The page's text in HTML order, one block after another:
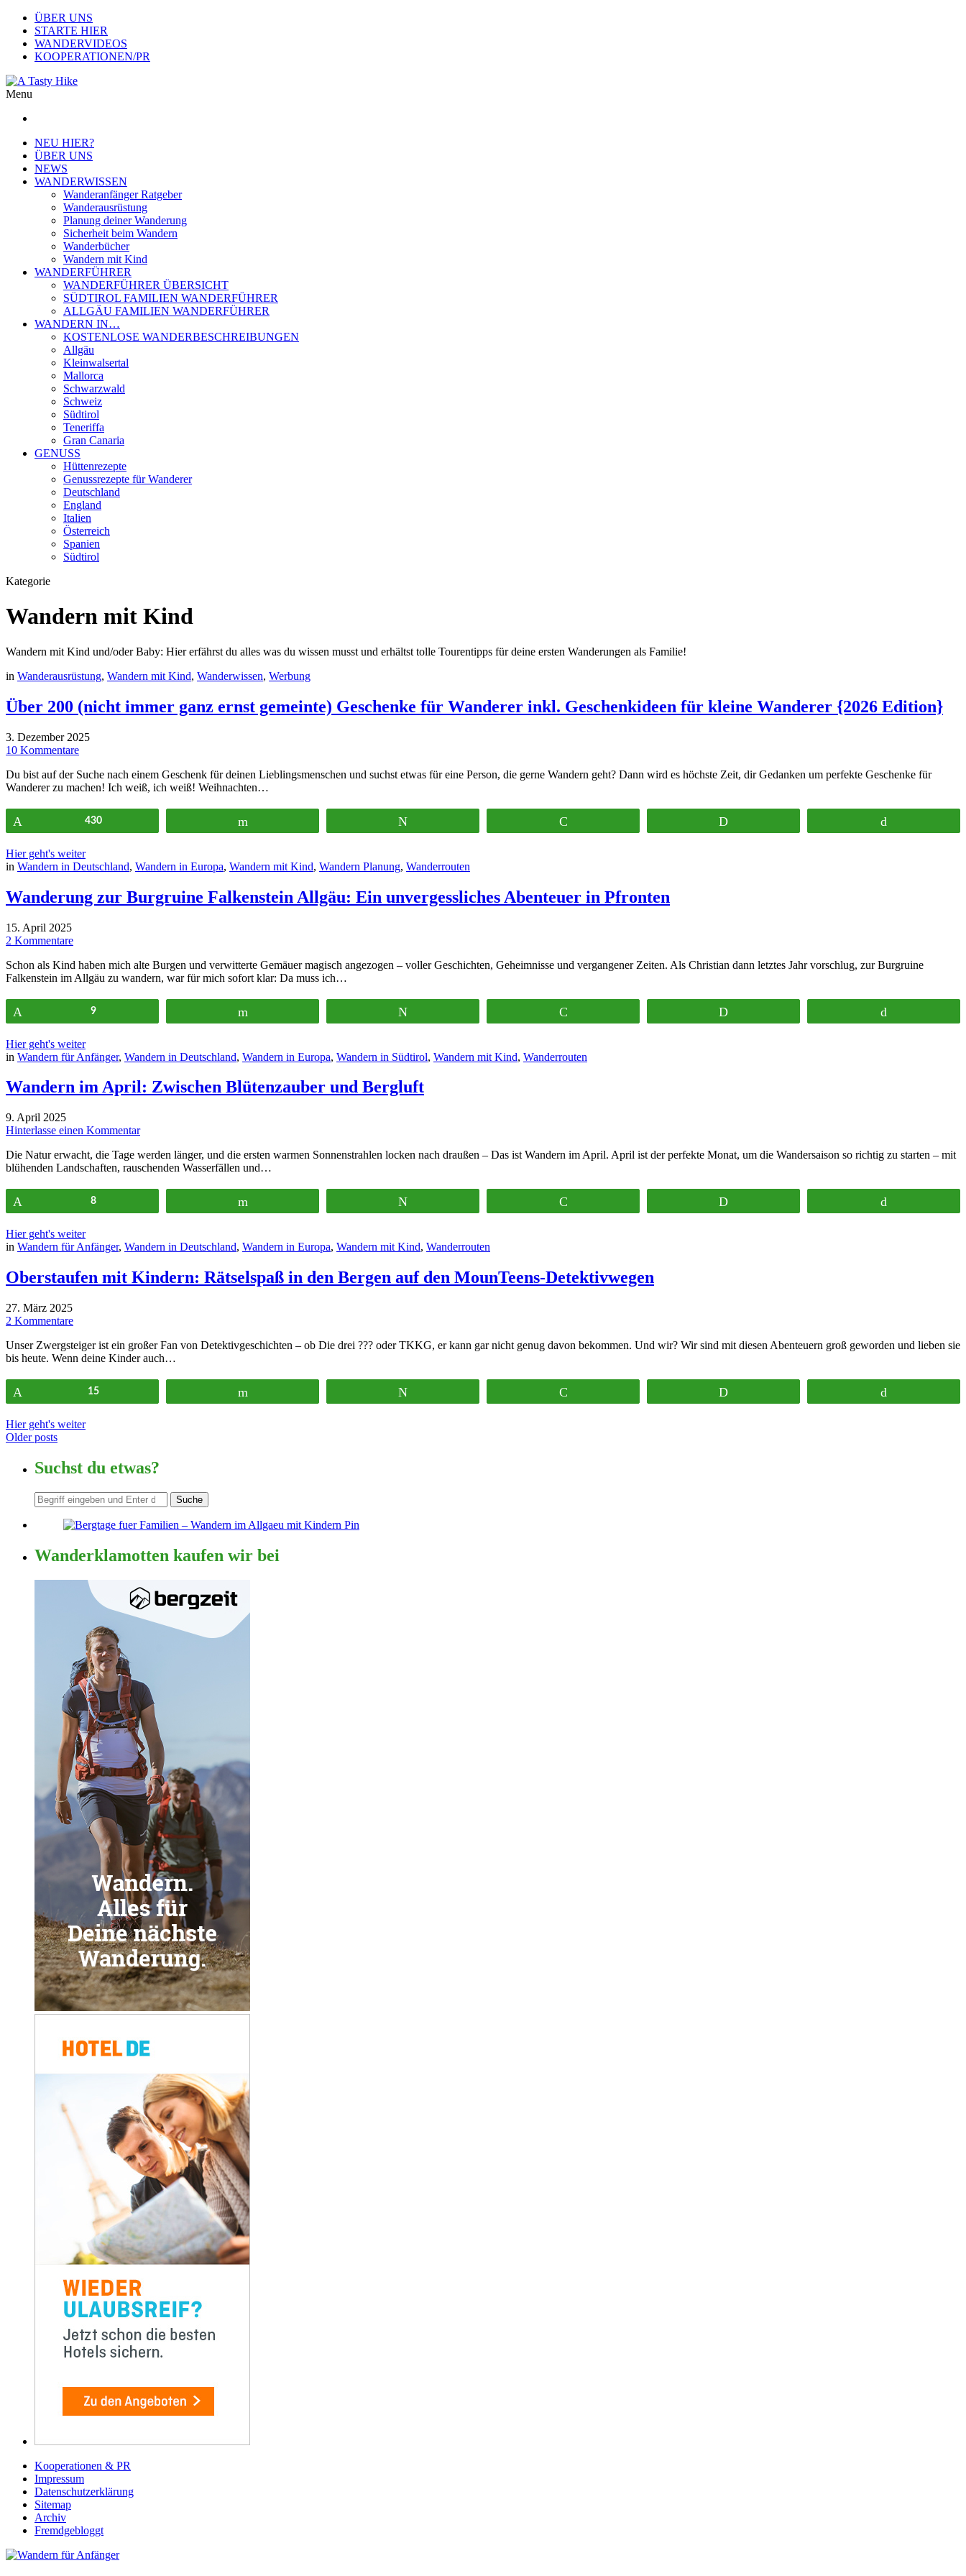
ÜBER UNS
STARTE HIER
WANDERVIDEOS
KOOPERATIONEN/PR
Menu
NEU HIER?
ÜBER UNS
NEWS
WANDERWISSEN
Wanderanfänger Ratgeber
Wanderausrüstung
Planung deiner Wanderung
Sicherheit beim Wandern
Wanderbücher
Wandern mit Kind
WANDERFÜHRER
WANDERFÜHRER ÜBERSICHT
SÜDTIROL FAMILIEN WANDERFÜHRER
ALLGÄU FAMILIEN WANDERFÜHRER
WANDERN IN…
KOSTENLOSE WANDERBESCHREIBUNGEN
Allgäu
Kleinwalsertal
Mallorca
Schwarzwald
Schweiz
Südtirol
Teneriffa
Gran Canaria
GENUSS
Hüttenrezepte
Genussrezepte für Wanderer
Deutschland
England
Italien
Österreich
Spanien
Südtirol
Kategorie
Wandern mit Kind
Wandern mit Kind und/oder Baby: Hier erfährst du alles was du wissen musst und erhältst tolle Tourentipps für deine ersten Wanderungen als Familie!
in Wanderausrüstung, Wandern mit Kind, Wanderwissen, Werbung
Über 200 (nicht immer ganz ernst gemeinte) Geschenke für Wanderer inkl. Geschenkideen für kleine Wanderer {2026 Edition}
3. Dezember 2025
10 Kommentare
Du bist auf der Suche nach einem Geschenk für deinen Lieblingsmenschen und suchst etwas für eine Person, die gerne Wandern geht? Dann wird es höchste Zeit, dir Gedanken um perfekte Geschenke für
Wanderer zu machen! Ich weiß, ich weiß! Weihnachten…
430
Hier geht's weiter
in Wandern in Deutschland, Wandern in Europa, Wandern mit Kind, Wandern Planung, Wanderrouten
Wanderung zur Burgruine Falkenstein Allgäu: Ein unvergessliches Abenteuer in Pfronten
15. April 2025
2 Kommentare
Schon als Kind haben mich alte Burgen und verwitterte Gemäuer magisch angezogen – voller Geschichten, Geheimnisse und vergangener Zeiten. Als Christian dann letztes Jahr vorschlug, zur Burgruine
Falkenstein im Allgäu zu wandern, war für mich sofort klar: Da muss ich…
9
Hier geht's weiter
in Wandern für Anfänger, Wandern in Deutschland, Wandern in Europa, Wandern in Südtirol, Wandern mit Kind, Wanderrouten
Wandern im April: Zwischen Blütenzauber und Bergluft
9. April 2025
Hinterlasse einen Kommentar
Die Natur erwacht, die Tage werden länger, und die ersten warmen Sonnenstrahlen locken nach draußen – Das ist Wandern im April. April ist der perfekte Monat, um die Wandersaison so richtig zu starten – mit
blühenden Landschaften, rauschenden Wasserfällen und…
8
Hier geht's weiter
in Wandern für Anfänger, Wandern in Deutschland, Wandern in Europa, Wandern mit Kind, Wanderrouten
Oberstaufen mit Kindern: Rätselspaß in den Bergen auf den MounTeens-Detektivwegen
27. März 2025
2 Kommentare
Unser Zwergsteiger ist ein großer Fan von Detektivgeschichten – ob Die drei ??? oder TKKG, er kann gar nicht genug davon bekommen. Und wir? Wir sind mit diesen Abenteuern groß geworden und lieben sie
bis heute. Wenn deine Kinder auch…
15
Hier geht's weiter
Older posts
Suchst du etwas?
Wanderklamotten kaufen wir bei
Kooperationen & PR
Impressum
Datenschutzerklärung
Sitemap
Archiv
Fremdgebloggt